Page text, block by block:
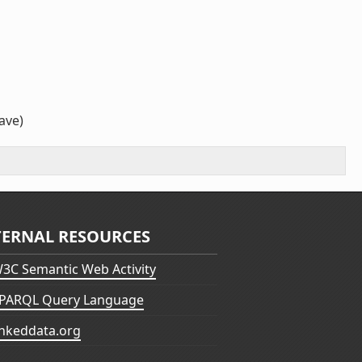
RESOURCES
Semantic Web Activity
Query Language